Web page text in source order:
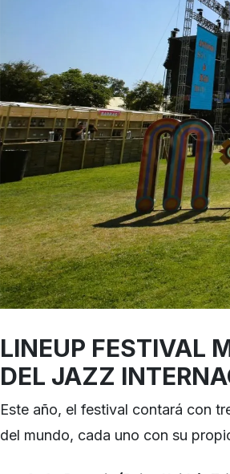
LINEUP FESTIVAL
DEL JAZZ
Este año, el festival contará con
del mundo, cada uno con su